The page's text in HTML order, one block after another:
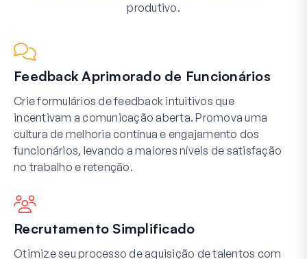
produtivo.
Feedback Aprimorado de Funcionários
Crie formulários de feedback intuitivos que
incentivam a comunicação aberta. Promova uma
cultura de melhoria contínua e engajamento dos
funcionários, levando a maiores níveis de satisfação
no trabalho e retenção.
Recrutamento Simplificado
Otimize seu processo de aquisição de talentos com